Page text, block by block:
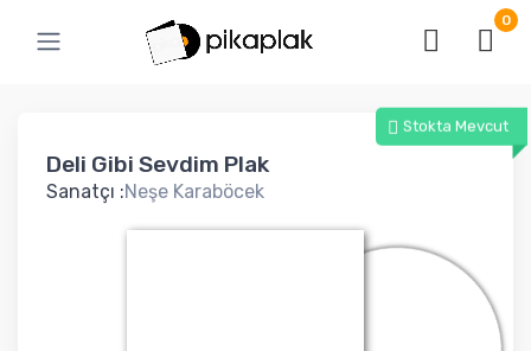
0
Stokta Mevcut
Deli Gibi Sevdim Plak
Sanatçı :Neşe Karaböcek